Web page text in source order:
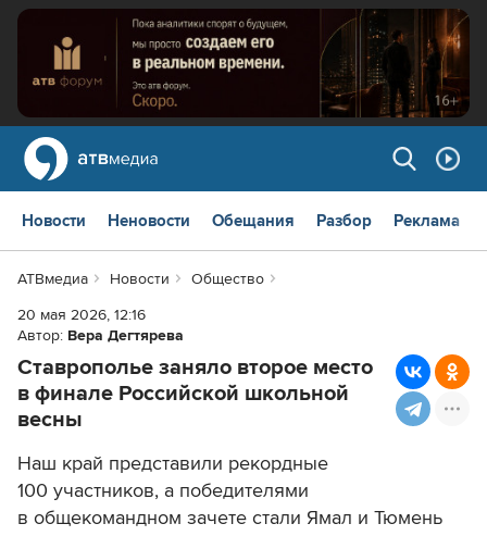
Новости Неновости Обещания Разбор Реклама
АТВмедиа Новости
Общество
20 мая 2026, 12:16
Автор: Вера Дегтярева
Ставрополье заняло второе место
в финале Российской школьной
весны
Наш край представили рекордные
100 участников, а победителями
в общекомандном зачете стали Ямал и Тюмень